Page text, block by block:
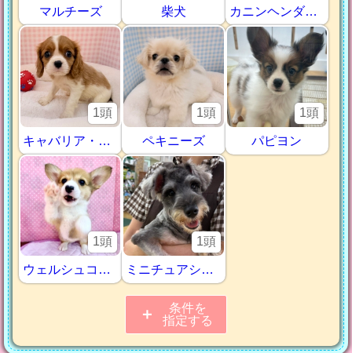
マルチーズ 柴犬 カニンヘンダックス
1頭
キャバリア・キングチャールズ・スパニエル
1頭
ペキニーズ
1頭
パピヨン
1頭
ウェルシュコーギー・ペンブローグ
1頭
ミニチュアシュナウザー
＋
条件を
指定する